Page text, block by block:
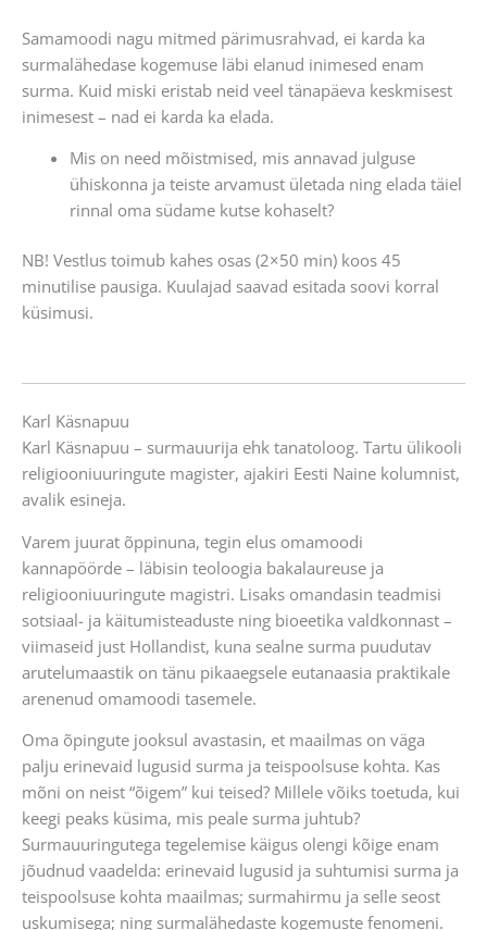
Samamoodi nagu mitmed pärimusrahvad, ei karda ka
surmalähedase kogemuse läbi elanud inimesed enam
surma. Kuid miski eristab neid veel tänapäeva keskmisest
inimesest – nad ei karda ka elada.
Mis on need mõistmised, mis annavad julguse
ühiskonna ja teiste arvamust ületada ning elada täiel
rinnal oma südame kutse kohaselt?
NB! Vestlus toimub kahes osas (2×50 min) koos 45
minutilise pausiga. Kuulajad saavad esitada soovi korral
küsimusi.
Karl Käsnapuu
Karl Käsnapuu – surmauurija ehk tanatoloog. Tartu ülikooli
religiooniuuringute magister, ajakiri Eesti Naine kolumnist,
avalik esineja.
Varem juurat õppinuna, tegin elus omamoodi
kannapöörde – läbisin teoloogia bakalaureuse ja
religiooniuuringute magistri. Lisaks omandasin teadmisi
sotsiaal- ja käitumisteaduste ning bioeetika valdkonnast –
viimaseid just Hollandist, kuna sealne surma puudutav
arutelumaastik on tänu pikaaegsele eutanaasia praktikale
arenenud omamoodi tasemele.
Oma õpingute jooksul avastasin, et maailmas on väga
palju erinevaid lugusid surma ja teispoolsuse kohta. Kas
mõni on neist “õigem” kui teised? Millele võiks toetuda, kui
keegi peaks küsima, mis peale surma juhtub?
Surmauuringutega tegelemise käigus olengi kõige enam
jõudnud vaadelda: erinevaid lugusid ja suhtumisi surma ja
teispoolsuse kohta maailmas; surmahirmu ja selle seost
uskumisega; ning surmalähedaste kogemuste fenomeni.